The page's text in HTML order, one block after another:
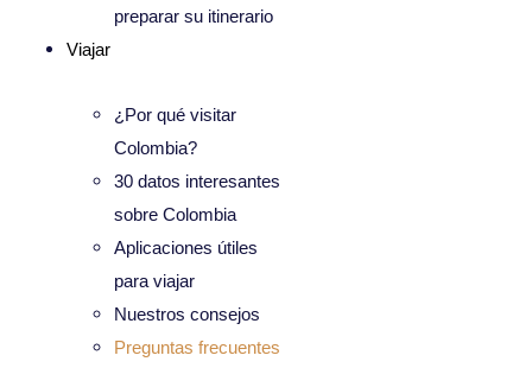
preparar su itinerario
Viajar
¿Por qué visitar
Colombia?
30 datos interesantes
sobre Colombia
Aplicaciones útiles
para viajar
Nuestros consejos
Preguntas frecuentes